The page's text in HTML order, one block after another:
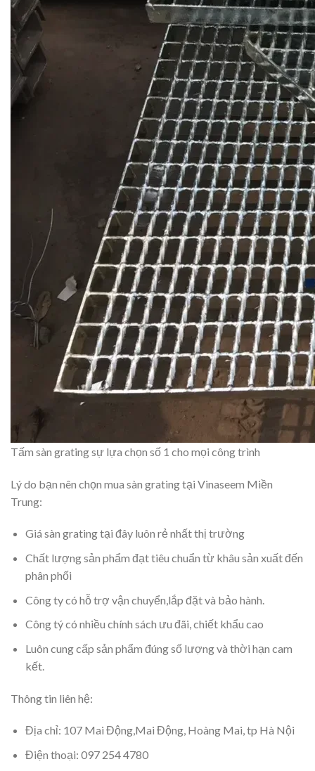
Tấm sàn grating sự lựa chọn số 1 cho mọi công trình
Lý do bạn nên chọn mua sàn grating tại Vinaseem Miền
Trung:
Giá sàn grating tại đây luôn rẻ nhất thị trường
Chất lượng sản phẩm đạt tiêu chuẩn từ khâu sản xuất đến
phân phối
Công ty có hỗ trợ vận chuyển,lắp đặt và bảo hành.
Công tý có nhiều chính sách ưu đãi, chiết khẩu cao
Luôn cung cấp sản phẩm đúng số lượng và thời hạn cam
kết.
Thông tin liên hệ:
Địa chỉ: 107 Mai Động,Mai Động, Hoàng Mai, tp Hà Nội
Điện thoại: 097 254 4780